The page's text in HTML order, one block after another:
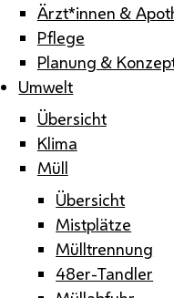
Ärzt*innen &
Pflege
Planung &
Umwelt
Übersicht
Klima
Müll
Übersicht
Mistplätze
Mülltrennung
48er-Tandler